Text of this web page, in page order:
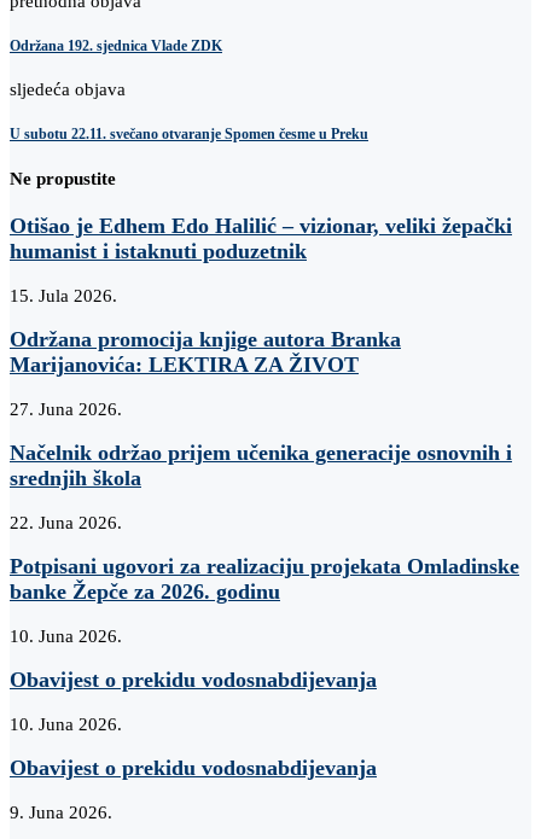
Održana 192. sjednica Vlade ZDK
sljedeća objava
U subotu 22.11. svečano otvaranje Spomen česme u Preku
Ne propustite
Otišao je Edhem Edo Halilić – vizionar, veliki žepački
humanist i istaknuti poduzetnik
15. Jula 2026.
Održana promocija knjige autora Branka
Marijanovića: LEKTIRA ZA ŽIVOT
27. Juna 2026.
Načelnik održao prijem učenika generacije osnovnih i
srednjih škola
22. Juna 2026.
Potpisani ugovori za realizaciju projekata Omladinske
banke Žepče za 2026. godinu
10. Juna 2026.
Obavijest o prekidu vodosnabdijevanja
10. Juna 2026.
Obavijest o prekidu vodosnabdijevanja
9. Juna 2026.